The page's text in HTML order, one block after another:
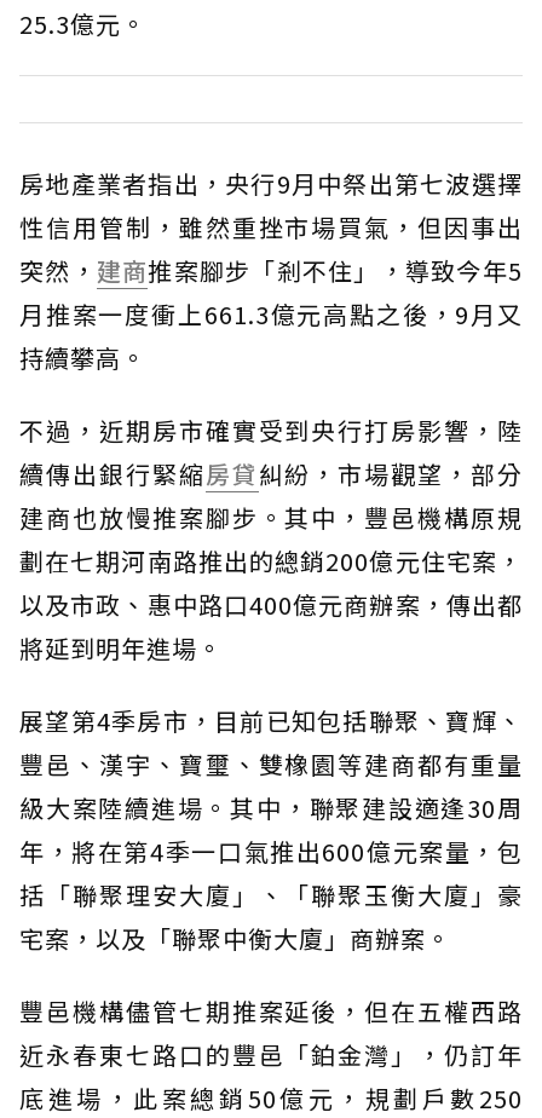
25.3億元。
房地產業者指出，央行9月中祭出第七波選擇
性信用管制，雖然重挫市場買氣，但因事出
突然， 建商推案腳步「剎不住」，導致今年5
月推案一度衝上661.3億元高點之後，9月又
持續攀高。
不過，近期房市確實受到央行打房影響，陸
續傳出銀行緊縮房貸糾紛，市場觀望，部分
建商也放慢推案腳步。其中，豐邑機構原規
劃在七期河南路推出的總銷200億元住宅案，
以及市政、惠中路口400億元商辦案，傳出都
將延到明年進場。
展望第4季房市，目前已知包括聯聚、寶輝、
豐邑、漢宇、寶璽、雙橡園等建商都有重量
級大案陸續進場。其中，聯聚建設適逢30周
年，將在第4季一口氣推出600億元案量，包
括「聯聚理安大廈」、「聯聚玉衡大廈」豪
宅案，以及「聯聚中衡大廈」商辦案。
豐邑機構儘管七期推案延後，但在五權西路
近永春東七路口的豐邑「鉑金灣」，仍訂年
底進場，此案總銷50億元，規劃戶數250